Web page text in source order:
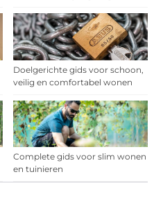
Doelgerichte gids voor schoon,
veilig en comfortabel wonen
Complete gids voor slim wonen
en tuinieren